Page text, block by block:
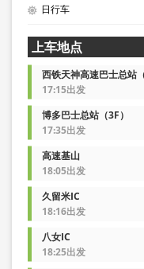
日行车
上车地点
西铁天神高速巴士总站
17:15出发
博多巴士总站（3F）
17:35出发
高速基山
18:05出发
久留米IC
18:16出发
八女IC
18:25出发